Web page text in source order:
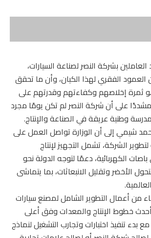
بشركة النصر لصناعة السيارات،
العمود الفقري لهذا الكيان، وأن ما تحقق
ثمرة إخلاصهم وكفاءتهم وقدرتهم على
على أن شركة النصر لم تكن يومًا مجرد
وطنية عريقة في الصناعة والإنتاج.
شيمي إلى أن الوزارة تواصل العمل على
الشركة، تشمل التجهيز لإنتاج
باصات الكهربائية، دعمًا لتوجه الدولة نحو
الأخضر وتقليل الانبعاثات، بما يتماشى
من أعمال التطوير الشامل لمصنع سيارات
خطوط الإنتاج والمعدات وفق أعلى
بدء تنفيذ اختبارات وتجارب التشغيل لنماذج